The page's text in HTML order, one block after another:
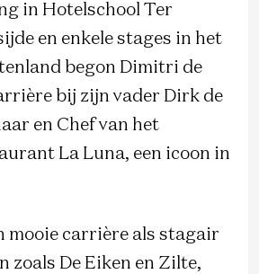
in Hotelschool Ter
en enkele stages in het
begon Dimitri de
bij zijn vader Dirk de
en Chef van het
La Luna, een icoon in
mooie carrière als stagair
zoals De Eiken en Zilte,